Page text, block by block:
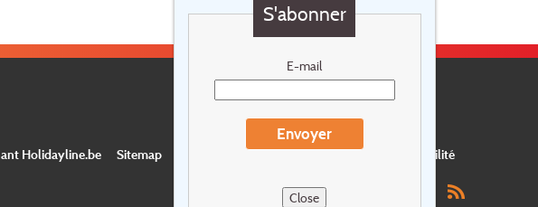
S'abonner
E-mail
Envoyer
Close
Holidayline.be Sitemap Postes vacants privacy Assurance Durabilité